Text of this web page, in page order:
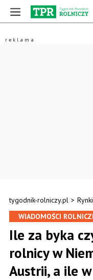
tygodnik-rolniczy.pl > Rynki
WIADOMOŚCI
Ile za byka
rolnicy w
Austrii, a ile